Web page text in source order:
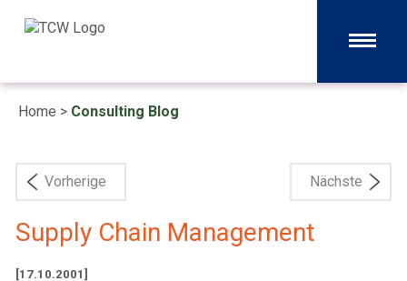
Home > Consulting Blog
Vorherige Nächste
Supply Chain Management
[17.10.2001]